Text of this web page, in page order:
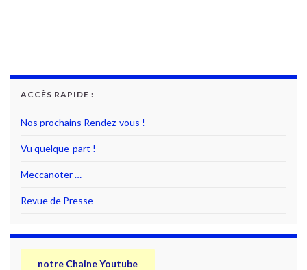
ACCÈS RAPIDE :
Nos prochains Rendez-vous !
Vu quelque-part !
Meccanoter …
Revue de Presse
notre Chaine Youtube